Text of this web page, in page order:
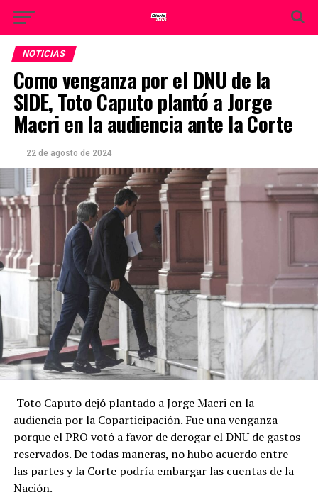
NOTICIAS
Como venganza por el DNU de la
SIDE, Toto Caputo plantó a Jorge
Macri en la audiencia ante la Corte
22 de agosto de 2024
Toto Caputo dejó plantado a Jorge Macri en la
audiencia por la Coparticipación. Fue una venganza
porque el PRO votó a favor de derogar el DNU de gastos
reservados. De todas maneras, no hubo acuerdo entre
las partes y la Corte podría embargar las cuentas de la
Nación.